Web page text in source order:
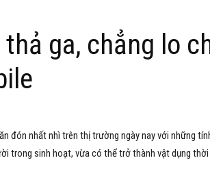
ga, chẳng lo
đón nhất nhì trên thị trường ngày nay với những
trong sinh hoạt, vừa có thể trở thành vật dụng